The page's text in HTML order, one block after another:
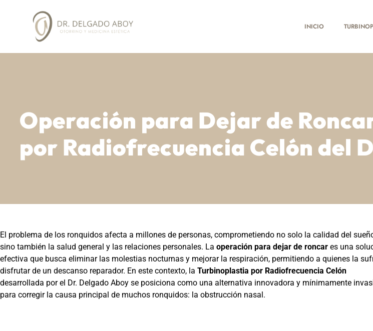
INICIO
Operación para Dejar de
por Radiofrecuencia Celón del
El problema de los ronquidos afecta a millones de personas, comprometiendo no solo la calidad del
sino también la salud general y las relaciones personales. La operación para dejar de roncar es una
efectiva que busca eliminar las molestias nocturnas y mejorar la respiración, permitiendo a quienes la
disfrutar de un descanso reparador. En este contexto, la Turbinoplastia por Radiofrecuencia Celón
desarrollada por el Dr. Delgado Aboy se posiciona como una alternativa innovadora y mínimamente
para corregir la causa principal de muchos ronquidos: la obstrucción nasal.